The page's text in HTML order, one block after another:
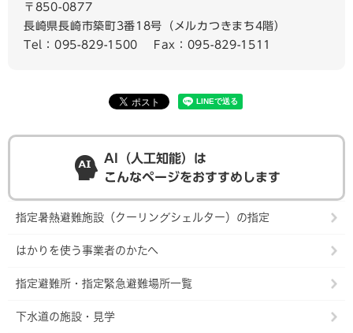
〒850-0877
長崎県長崎市築町3番18号（メルカつきまち4階）
Tel：095-829-1500
Fax：095-829-1511
AI（人工知能）は
こんなページをおすすめします
指定暑熱避難施設（クーリングシェルター）の指定
はかりを使う事業者のかたへ
指定避難所・指定緊急避難場所一覧
下水道の施設・見学